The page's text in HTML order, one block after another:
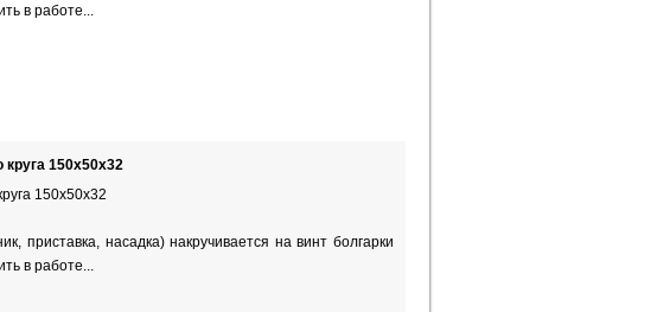
в работе...
150х50х32
150х50х32
приставка, насадка) накручивается на винт болгарки
в работе...